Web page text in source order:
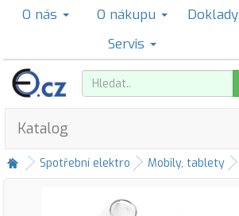
O nás O nákupu Doklady
Servis
Katalog
Spotřební elektro Mobily, tablety